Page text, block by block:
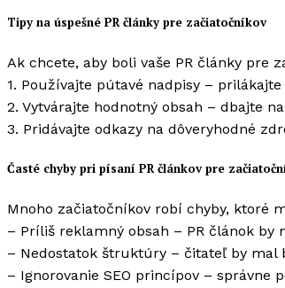
Tipy na úspešné PR články pre začiatočníkov
Ak chcete, aby boli vaše PR články pre
1. Používajte pútavé nadpisy –
2. Vytvárajte hodnotný obsah – dbajte
3. Pridávajte odkazy na dôveryhodné
Časté chyby pri písaní PR článkov pre
Mnoho začiatočníkov robí chyby, ktoré
– Príliš reklamný obsah – PR článok
– Nedostatok štruktúry – čitateľ by mal
– Ignorovanie SEO princípov – správne